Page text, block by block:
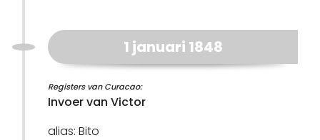
1 januari 1848
Registers van Curacao:
Invoer van Victor
alias: Bito